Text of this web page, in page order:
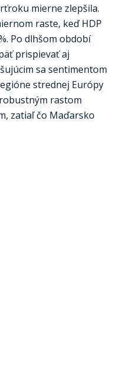
mierne zlepšila.
raste, keď HDP
Po dlhšom období
prispievať aj
sa sentimentom
strednej Európy
rastom
zatiaľ čo Maďarsko